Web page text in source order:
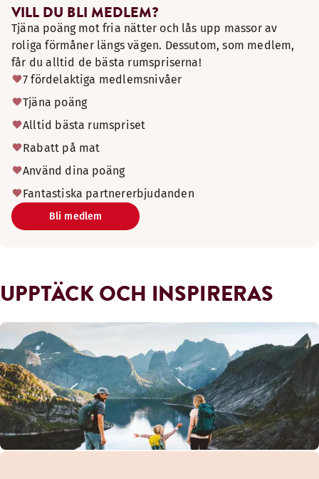
VILL DU BLI MEDLEM?
Tjäna poäng mot fria nätter och lås upp massor av
roliga förmåner längs vägen. Dessutom, som medlem,
får du alltid de bästa rumspriserna!
7 fördelaktiga medlemsnivåer
Tjäna poäng
Alltid bästa rumspriset
Rabatt på mat
Använd dina poäng
Fantastiska partnererbjudanden
Bli medlem
UPPTÄCK OCH INSPIRERAS